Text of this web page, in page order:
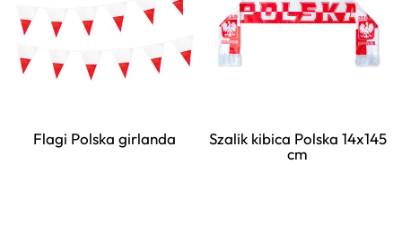
Flagi Polska girlanda
Szalik kibica Polska 14x145
cm